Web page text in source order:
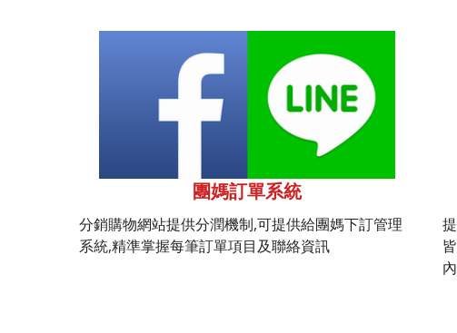
團媽訂單系統
分銷購物網站提供分潤機制,可提供給團媽下訂管理
系統,精準掌握每筆訂單項目及聯絡資訊